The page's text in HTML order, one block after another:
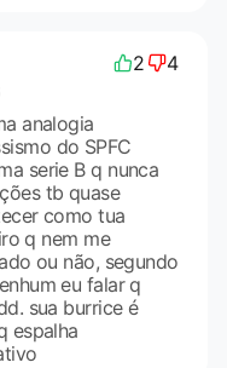
2 4
analogia
do SPFC
serie B q nunca
tb quase
como tua
q nem me
ou não, segundo
eu falar q
sua burrice é
espalha